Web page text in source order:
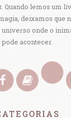
Quando lemos um
deixamos que
universo onde o
pode acontecer.